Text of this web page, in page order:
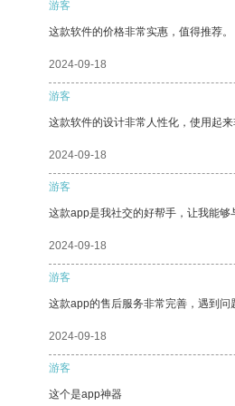
游客
这款软件的价格非常实惠，值得推荐。
2024-09-18
游客
这款软件的设计非常人性化，使用起来
2024-09-18
游客
这款app是我社交的好帮手，让我能够
2024-09-18
游客
这款app的售后服务非常完善，遇到问
2024-09-18
游客
这个是app神器